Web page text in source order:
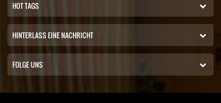
HOT TAGS
HINTERLASS EINE NACHRICHT
FOLGE UNS